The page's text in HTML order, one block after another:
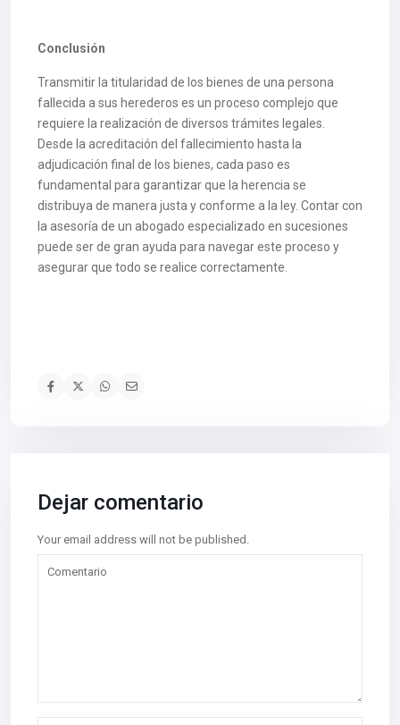
Conclusión
Transmitir la titularidad de los bienes de una persona
fallecida a sus herederos es un proceso complejo que
requiere la realización de diversos trámites legales.
Desde la acreditación del fallecimiento hasta la
adjudicación final de los bienes, cada paso es
fundamental para garantizar que la herencia se
distribuya de manera justa y conforme a la ley. Contar con
la asesoría de un abogado especializado en sucesiones
puede ser de gran ayuda para navegar este proceso y
asegurar que todo se realice correctamente.
Dejar comentario
Your email address will not be published.